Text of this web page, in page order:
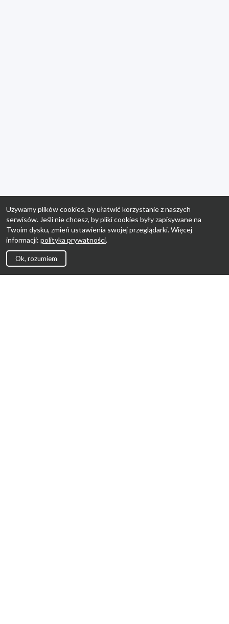
Używamy plików cookies, by ułatwić korzystanie z naszych
serwisów. Jeśli nie chcesz, by pliki cookies były zapisywane na
Twoim dysku, zmień ustawienia swojej przeglądarki. Więcej
informacji: polityka prywatności.
Ok, rozumiem